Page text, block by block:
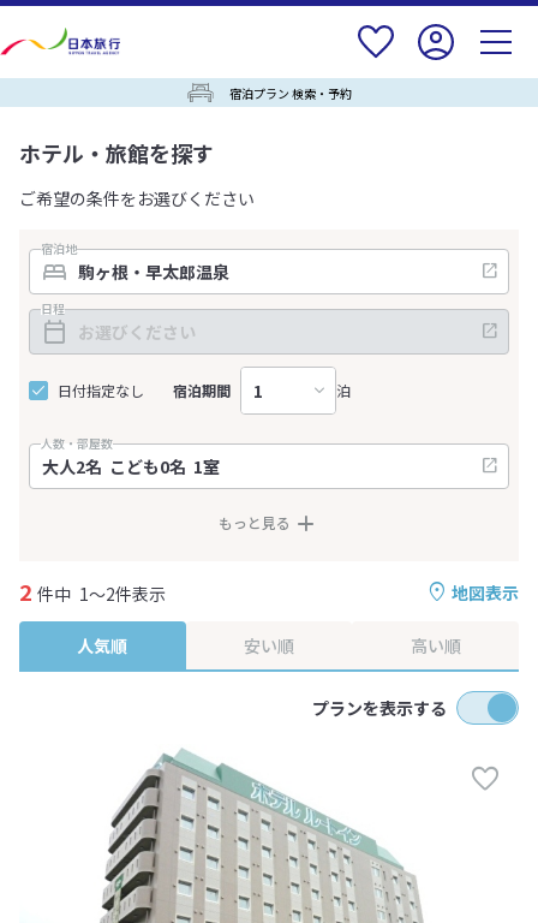
宿泊プラン 検索・予約
ホテル・旅館を探す
ご希望の条件をお選びください
宿泊地
日程
日付指定なし 宿泊期間 泊
人数・部屋数
もっと見る
地図表示
2 件中 1～2件表示
人気順 安い順 高い順
プランを表示する